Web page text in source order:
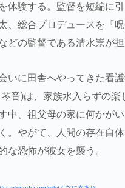
体験する。監督を短編に
、総合プロデュースを『呪
どの監督である清水崇が担
いに田舎へやってきた看
音)は、家族水入らずの楽
中、祖父母の家に何かがい
。やがて、人間の存在自
な恐怖が彼女を襲う。